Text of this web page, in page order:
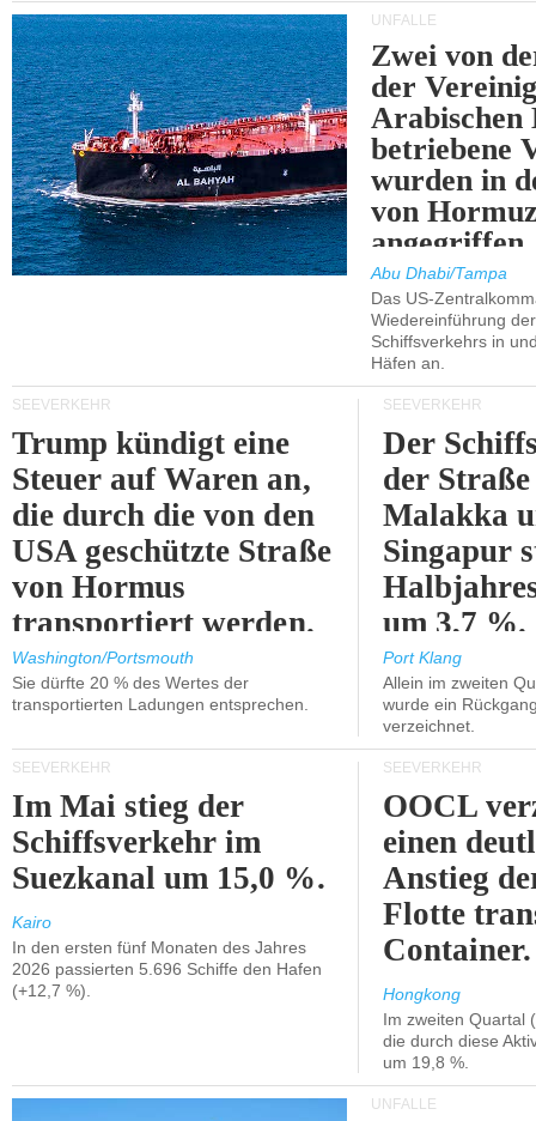
UNFÄLLE
Zwei von
der
Arabischen
betriebene
wurden in
von
angegriffen.
Abu Dhabi/Tampa
Das US-
Wiedereinführung
Schiffsverkehrs in
Häfen an.
SEEVERKEHR
Trump kündigt eine
Steuer auf Waren an,
die durch die von den
USA geschützte Straße
von Hormus
transportiert werden.
Washington/Portsmouth
Sie dürfte 20 % des Wertes der
transportierten Ladungen entsprechen.
SEEVERKEHR
Der
der
Malakka
Singapur
um 3,7 %.
Port Klang
Allein im zweiten
wurde ein
verzeichnet.
SEEVERKEHR
Im Mai stieg der
Schiffsverkehr im
Suezkanal um 15,0 %.
Kairo
In den ersten fünf Monaten des Jahres
2026 passierten 5.696 Schiffe den Hafen
(+12,7 %).
SEEVERKEHR
OOCL
einen
Anstieg
Flotte
Container.
Hongkong
Im zweiten Quartal
die durch diese
um 19,8 %.
UNFÄLLE